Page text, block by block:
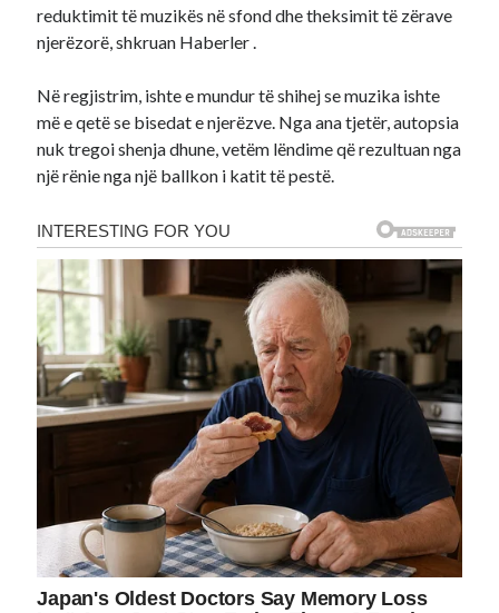
reduktimit të muzikës në sfond dhe theksimit të zërave
njerëzorë, shkruan Haberler .
Në regjistrim, ishte e mundur të shihej se muzika ishte
më e qetë se bisedat e njerëzve. Nga ana tjetër, autopsia
nuk tregoi shenja dhune, vetëm lëndime që rezultuan nga
një rënie nga një ballkon i katit të pestë.